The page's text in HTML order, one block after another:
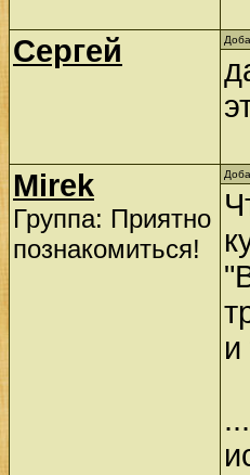
Сергей
Mirek
Группа: Приятно
познакомиться!
и